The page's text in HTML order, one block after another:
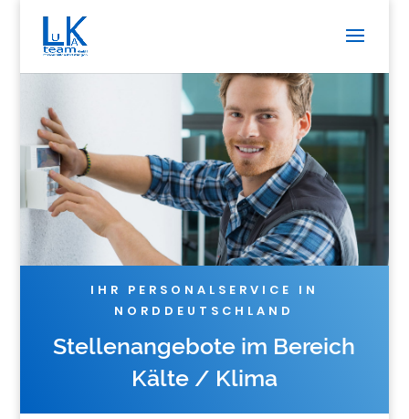
IHR PERSONALSERVICE IN
NORDDEUTSCHLAND
Stellenangebote im Bereich
Kälte / Klima